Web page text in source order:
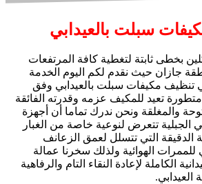
سبلت بالعيدابي
بخطى ثابتة لتغطية كافة المرتفعات
جازان حيث نقدم لكم اليوم الخدمة
تنظيف مكيفات سبلت بالعيدابي وفق
متطورة تعيد للمكيف عزمه وقدرته الفائقة
والمغلقة ونحن ندرك تماما أن أجهزة
الجبلية تتعرض لنوعية خاصة من الغبار
الدقيقة التي تتسلل لعمق الزعانف
الهوائية ولذلك سخرنا عمالة
الكاملة لإعادة النقاء التام والرفاهية
العيدابي.